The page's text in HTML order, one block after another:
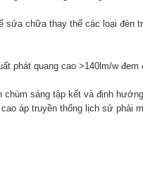
chữa thay thế các loại đèn
phát quang cao >140lm/w
chùm sáng tập kết và định
áp truyền thống lịch sử phải